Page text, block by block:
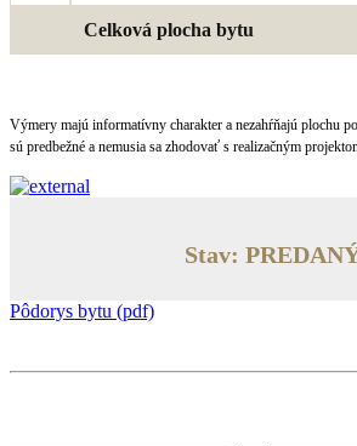
Celková plocha bytu
Výmery majú informatívny charakter a nezahŕňajú plochu
sú predbežné a nemusia sa zhodovať s realizačným
Stav:
Pôdorys bytu (pdf)